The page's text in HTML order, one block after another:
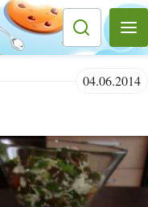
04.06.2014